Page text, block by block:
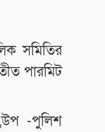
সমিতির
পারমিট
-পুলিশ